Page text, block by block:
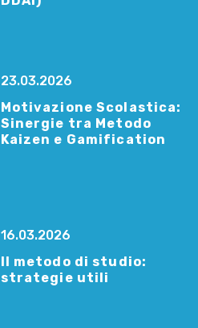
23.03.2026
Motivazione Scolastica:
Sinergie tra Metodo
Kaizen e Gamification
16.03.2026
Il metodo di studio:
strategie utili